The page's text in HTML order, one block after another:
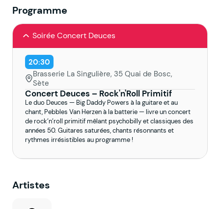
Programme
Soirée Concert Deuces
20:30
Brasserie La Singulière, 35 Quai de Bosc,
Sète
Concert Deuces – Rock'n'Roll Primitif
Le duo Deuces — Big Daddy Powers à la guitare et au
chant, Pebbles Van Herzen à la batterie — livre un concert
de rock’n’roll primitif mêlant psychobilly et classiques des
années 50. Guitares saturées, chants résonnants et
rythmes irrésistibles au programme !
Artistes